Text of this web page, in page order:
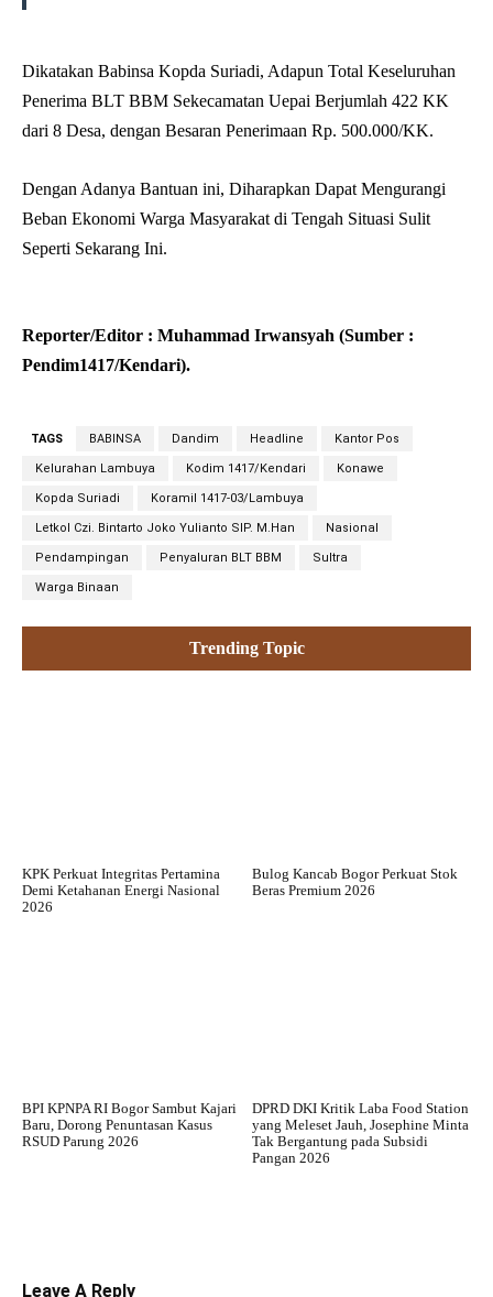
Dikatakan Babinsa Kopda Suriadi, Adapun Total Keseluruhan
Penerima BLT BBM Sekecamatan Uepai Berjumlah 422 KK
dari 8 Desa, dengan Besaran Penerimaan Rp. 500.000/KK.
Dengan Adanya Bantuan ini, Diharapkan Dapat Mengurangi
Beban Ekonomi Warga Masyarakat di Tengah Situasi Sulit
Seperti Sekarang Ini.
Reporter/Editor : Muhammad Irwansyah (Sumber :
Pendim1417/Kendari).
TAGS BABINSA Dandim Headline Kantor Pos
Kelurahan Lambuya Kodim 1417/Kendari Konawe
Kopda Suriadi Koramil 1417-03/Lambuya
Letkol Czi. Bintarto Joko Yulianto SIP. M.Han Nasional
Pendampingan Penyaluran BLT BBM Sultra
Warga Binaan
Trending Topic
KPK Perkuat Integritas Pertamina
Demi Ketahanan Energi Nasional
2026
Bulog Kancab Bogor Perkuat Stok
Beras Premium 2026
BPI KPNPA RI Bogor Sambut Kajari
Baru, Dorong Penuntasan Kasus
RSUD Parung 2026
DPRD DKI Kritik Laba Food Station
yang Meleset Jauh, Josephine Minta
Tak Bergantung pada Subsidi
Pangan 2026
Leave A Reply